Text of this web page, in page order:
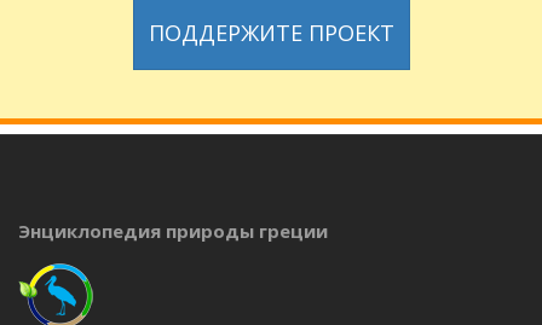
ПОДДЕРЖИТЕ ПРОЕКТ
Энциклопедия природы греции